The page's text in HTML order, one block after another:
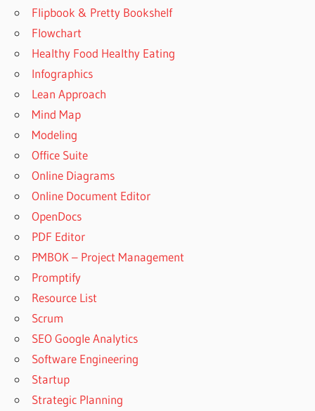
Flipbook & Pretty Bookshelf
Flowchart
Healthy Food Healthy Eating
Infographics
Lean Approach
Mind Map
Modeling
Office Suite
Online Diagrams
Online Document Editor
OpenDocs
PDF Editor
PMBOK – Project Management
Promptify
Resource List
Scrum
SEO Google Analytics
Software Engineering
Startup
Strategic Planning